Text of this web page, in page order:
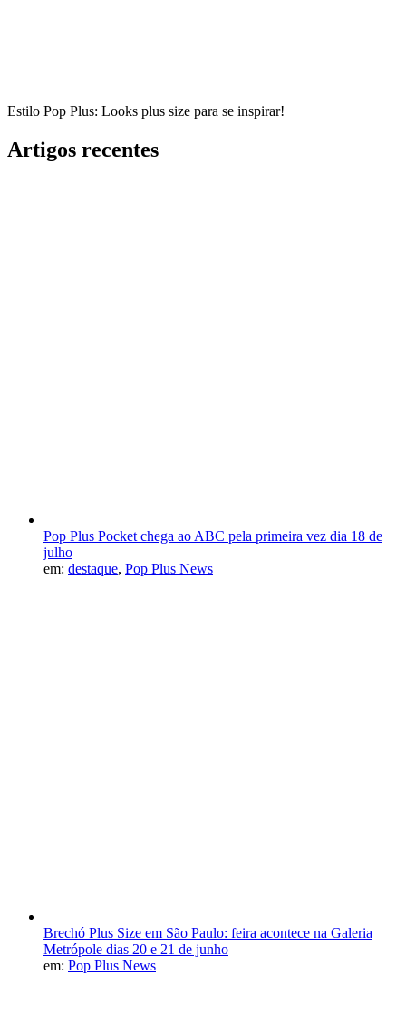
Estilo Pop Plus: Looks plus size para se inspirar!
Artigos recentes
Pop Plus Pocket chega ao ABC pela primeira vez dia 18 de
julho
em: destaque, Pop Plus News
Brechó Plus Size em São Paulo: feira acontece na Galeria
Metrópole dias 20 e 21 de junho
em: Pop Plus News